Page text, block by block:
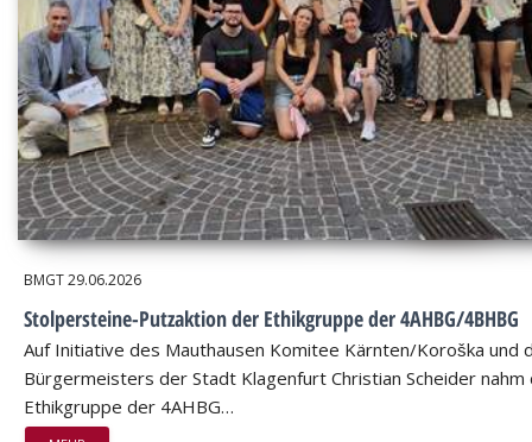
BMGT29.06.2026
Stolpersteine-Putzaktion der Ethikgruppe der 4AHBG/4BHBG
Auf Initiative des Mauthausen Komitee Kärnten/Koroška und
Bürgermeisters der Stadt Klagenfurt Christian Scheider nahm
Ethikgruppe der 4AHBG…